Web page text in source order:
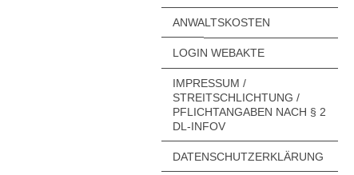
ANWALTSKOSTEN
LOGIN WEBAKTE
IMPRESSUM /
STREITSCHLICHTUNG /
PFLICHTANGABEN NACH § 2
DL-INFOV
DATENSCHUTZERKLÄRUNG